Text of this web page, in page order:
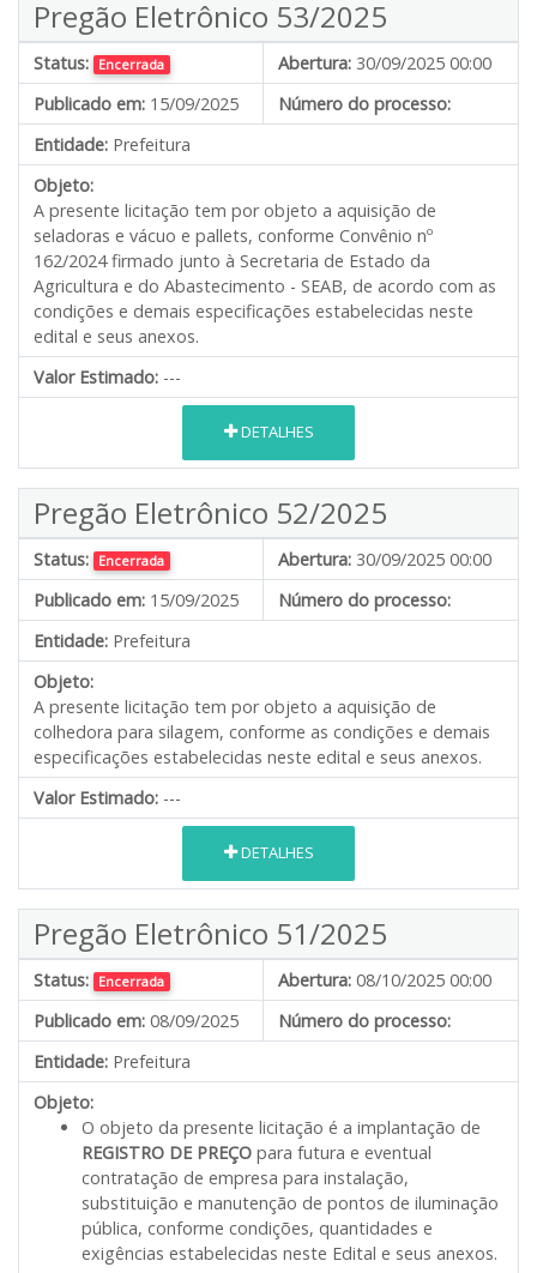
Pregão Eletrônico 53/2025
Status: Encerrada Abertura: 30/09/2025 00:00
Publicado em: 15/09/2025
Número do processo:
Entidade: Prefeitura
Objeto:
A presente licitação tem por objeto a aquisição de
seladoras e vácuo e pallets, conforme Convênio nº
162/2024 firmado junto à Secretaria de Estado da
Agricultura e do Abastecimento - SEAB, de acordo com as
condições e demais especificações estabelecidas neste
edital e seus anexos.
Valor Estimado: ---
DETALHES
Pregão Eletrônico 52/2025
Status: Encerrada Abertura: 30/09/2025 00:00
Publicado em: 15/09/2025
Número do processo:
Entidade: Prefeitura
Objeto:
A presente licitação tem por objeto a aquisição de
colhedora para silagem, conforme as condições e demais
especificações estabelecidas neste edital e seus anexos.
Valor Estimado: ---
DETALHES
Pregão Eletrônico 51/2025
Status: Encerrada Abertura: 08/10/2025 00:00
Publicado em: 08/09/2025
Número do processo:
Entidade: Prefeitura
Objeto:
O objeto da presente licitação é a implantação de
REGISTRO DE PREÇO para futura e eventual
contratação de empresa para instalação,
substituição e manutenção de pontos de iluminação
pública, conforme condições, quantidades e
exigências estabelecidas neste Edital e seus anexos.